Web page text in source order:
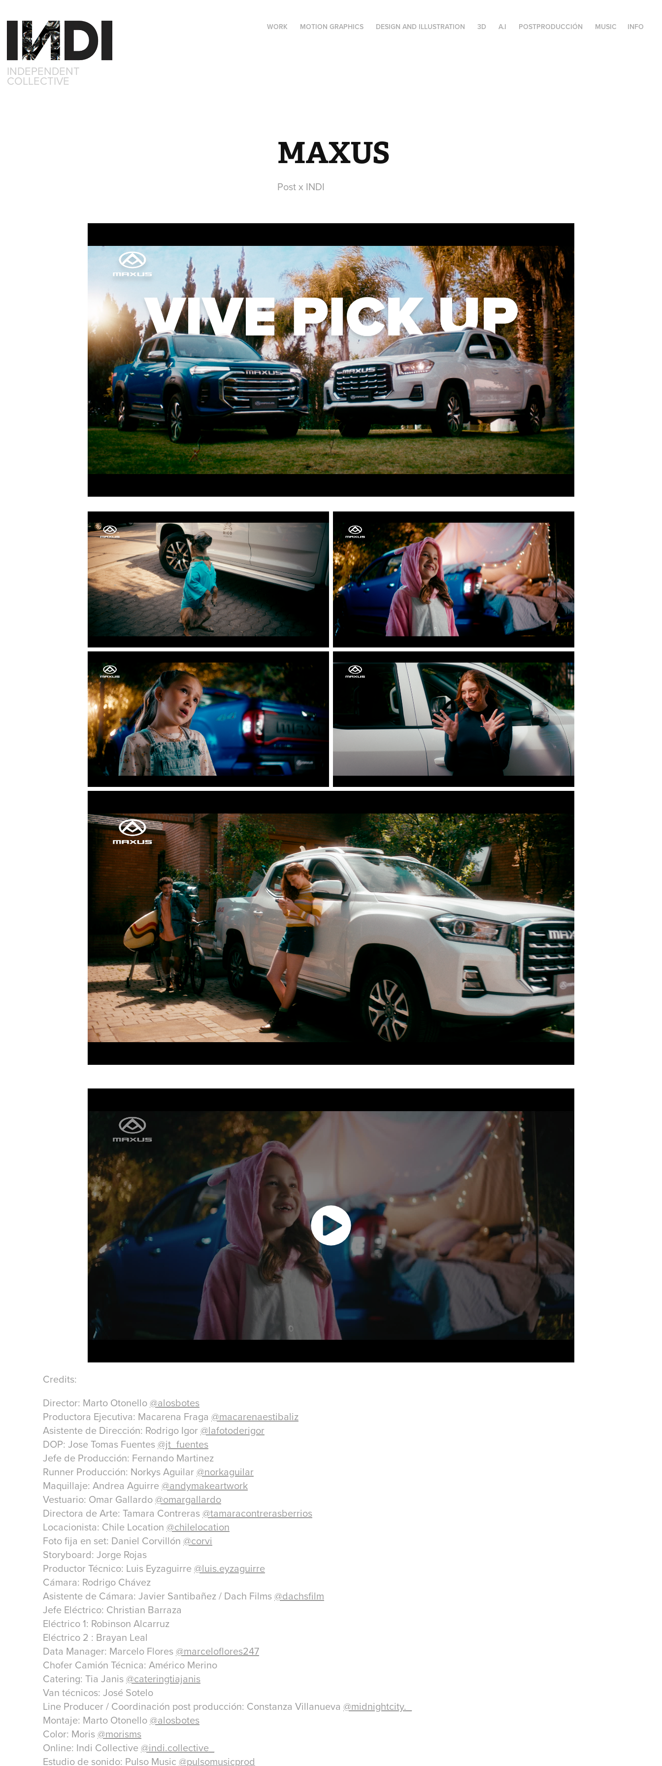
INDEPENDENT
COLLECTIVE
WORK MOTION GRAPHICS DESIGN AND ILLUSTRATION 3D A.I POSTPRODUCCIÓN MUSIC INFO
MAXUS
Post x INDI
Credits:
Director: Marto Otonello@alosbotes
Productora Ejecutiva: Macarena Fraga @macarenaestibaliz
Asistente de Dirección: Rodrigo Igor @lafotoderigor
DOP: Jose Tomas Fuentes@jt_fuentes
Jefe de Producción: Fernando Martinez
Runner Producción: Norkys Aguilar @norkaguilar
Maquillaje: Andrea Aguirre@andymakeartwork
Vestuario: Omar Gallardo@omargallardo
Directora de Arte: Tamara Contreras@tamaracontrerasberrios
Locacionista: Chile Location @chilelocation
Foto fija en set: Daniel Corvillón @corvi
Storyboard: Jorge Rojas
Productor Técnico: Luis Eyzaguirre@luis.eyzaguirre
Cámara: Rodrigo Chávez
Asistente de Cámara: Javier Santibañez / Dach Films@dachsfilm
Jefe Eléctrico: Christian Barraza
Eléctrico 1: Robinson Alcarruz
Eléctrico 2 : Brayan Leal
Data Manager: Marcelo Flores@marceloflores247
Chofer Camión Técnica: Américo Merino
Catering: Tia Janis@cateringtiajanis
Van técnicos: José Sotelo
Line Producer / Coordinación post producción: Constanza Villanueva @midnightcity._
Montaje: Marto Otonello@alosbotes
Color: Moris@morisms
Online: Indi Collective@indi.collective_
Estudio de sonido: Pulso Music @pulsomusicprod